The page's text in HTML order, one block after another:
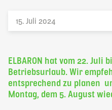
FR
15. Juli 2024
ELBARON hat vom 22. Juli
Betriebsurlaub. Wir
entsprechend zu planen
Montag, dem 5. August